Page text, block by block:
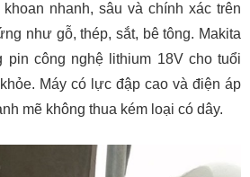
nhanh, sâu và chính xác trên
như gỗ, thép, sắt, bê tông. Makita
pin công nghệ lithium 18V cho tuổi
Máy có lực đập cao và điện áp
mẽ không thua kém loại có dây.